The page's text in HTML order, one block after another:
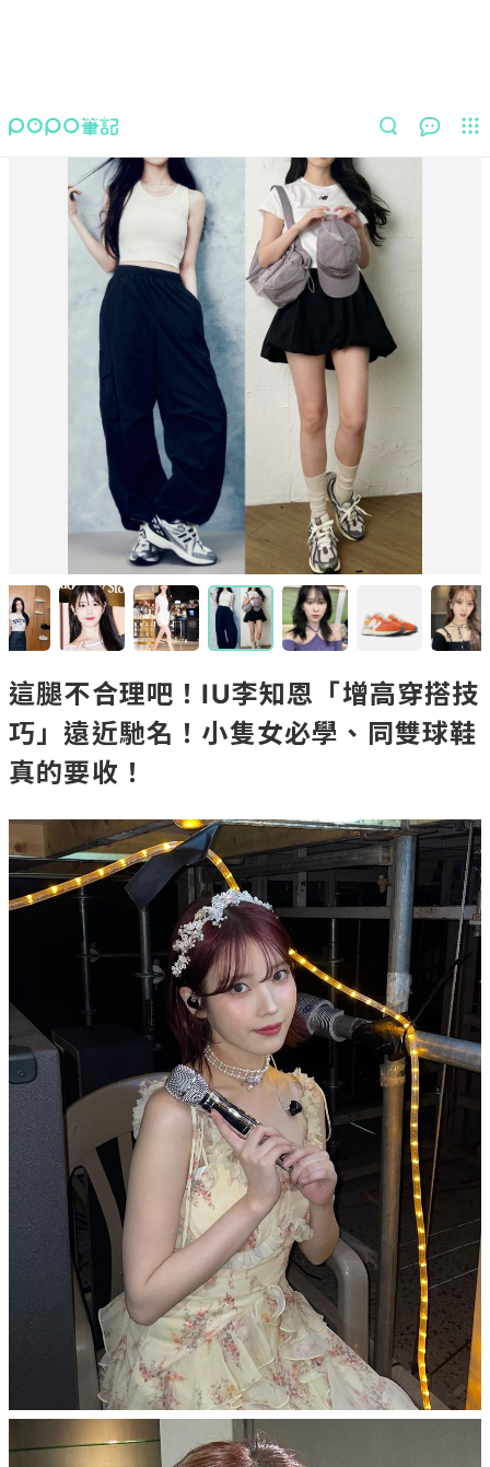
這腿不合理吧！IU李知恩「增高穿搭技
巧」遠近馳名！小隻女必學、同雙球鞋
真的要收！